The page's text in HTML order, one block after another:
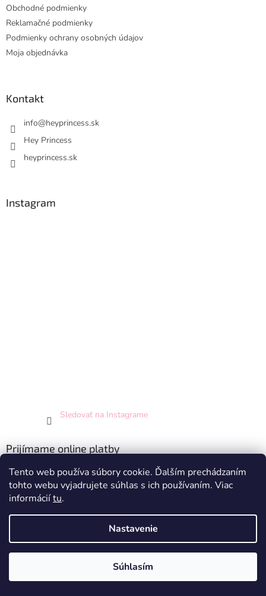
Tento web používa súbory cookie. Ďalším prechádzaním
tohto webu vyjadrujete súhlas s ich používaním. Viac
informáciítu.
Nastavenie
Súhlasím
Obchodné podmienky
Reklamačné podmienky
Podmienky ochrany osobných údajov
Moja objednávka
Kontakt
info@heyprincess.sk
Hey Princess
heyprincess.sk
Instagram
Sledovať na Instagrame
Prijímame online platby
Vytvoril Shoptet
Hey Princess. Všetky práva vyhradené.